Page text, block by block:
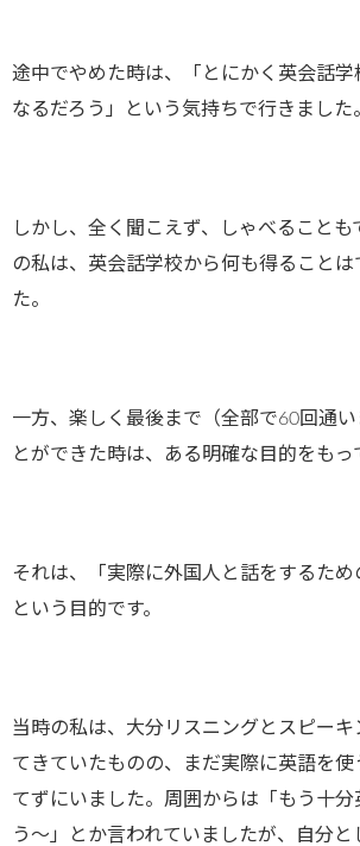
途中でやめた時は、「とにかく英会話
なるだろう」という気持ちで行きました
しかし、全く聞こえず、しゃべることも
の私は、英会話学校から何も得ることは
た。
一方、楽しく最後まで（全部で60回通
とができた時は、ある明確な目的をもっ
それは、「実際に外国人と話をするため
という目的です。
当時の私は、大分リスニングとスピーキ
てきていたものの、まだ実際に英語を
てずにいました。周囲からは「もう十分
う～」とか言われていましたが、自分と